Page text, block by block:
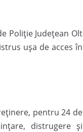
Poliție Județean Olt
ușa de acces în
pentru 24 de
distrugere și